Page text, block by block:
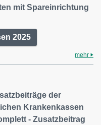
mit Spareinrichtung
2025
mehr
der
Krankenkassen
- Zusatzbeitrag